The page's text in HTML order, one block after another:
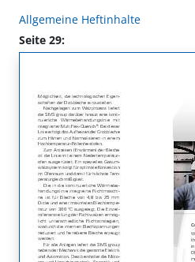
Allgemeine Heftinhalte
Seite 29: